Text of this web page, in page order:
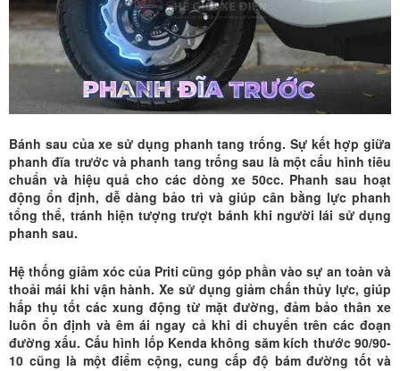
Bánh sau của xe sử dụng phanh tang trống. Sự kết hợp giữa
phanh đĩa trước và phanh tang trống sau là một cấu hình tiêu
chuẩn và hiệu quả cho các dòng xe 50cc. Phanh sau hoạt
động ổn định, dễ dàng bảo trì và giúp cân bằng lực phanh
tổng thể, tránh hiện tượng trượt bánh khi người lái sử dụng
phanh sau.
Hệ thống giảm xóc của Priti cũng góp phần vào sự an toàn và
thoải mái khi vận hành. Xe sử dụng giảm chấn thủy lực, giúp
hấp thụ tốt các xung động từ mặt đường, đảm bảo thân xe
luôn ổn định và êm ái ngay cả khi di chuyển trên các đoạn
đường xấu. Cấu hình lốp Kenda không săm kích thước 90/90-
10 cũng là một điểm cộng, cung cấp độ bám đường tốt và